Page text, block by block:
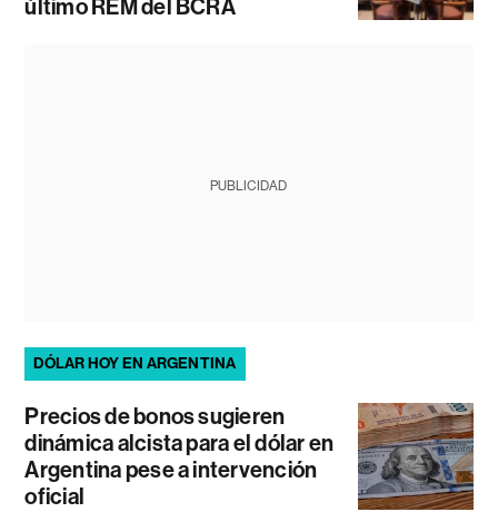
último REM del BCRA
PUBLICIDAD
DÓLAR HOY EN ARGENTINA
Precios de bonos sugieren
dinámica alcista para el dólar en
Argentina pese a intervención
oficial